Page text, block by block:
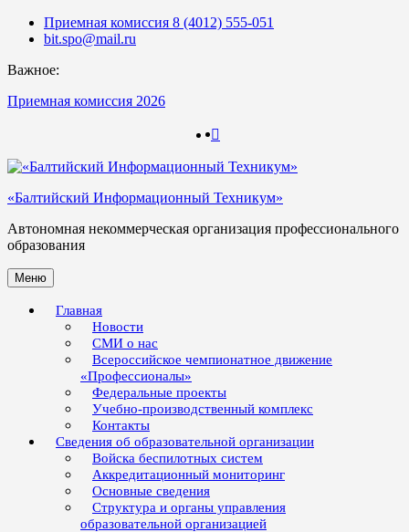
Skip
Приемная комиссия 8 (4012) 555-051
bit.spo@mail.ru
Важное:
Приемная комиссия 2026
«Балтийский Информационный Техникум»
Автономная некоммерческая организация профессионального
образования
Меню
Главная
Новости
СМИ о нас
Всероссийское чемпионатное движение
«Профессионалы»
Федеральные проекты
Учебно-производственный комплекс
Контакты
Сведения об образовательной организации
Войска беспилотных систем
Аккредитационный мониторинг
Основные сведения
Структура и органы управления
образовательной организацией